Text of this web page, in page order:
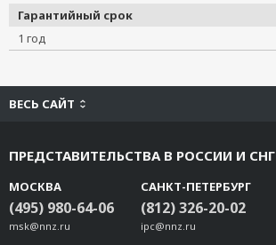
CBL-RJ45F9-150
CBL-RJ45M25-150
CBL-RJ45F25-150
TB-M9
ADP-SCm-STf-S
ADP-SCm-STf-M
Гарантийный срок
1 год
ВЕСЬ САЙТ
ПРЕДСТАВИТЕЛЬСТВА В РОССИИ И СНГ
МОСКВА
(495) 980-64-06
msk@nnz.ru
САНКТ-ПЕТЕРБУРГ
(812) 326-20-02
ipc@nnz.ru